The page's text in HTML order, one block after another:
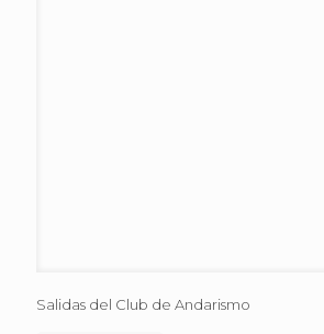
Salidas del Club de Andarismo